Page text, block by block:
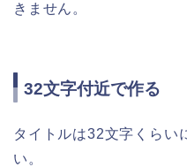
きません。
32文字付近で作る
タイトルは32文字くらい
い。